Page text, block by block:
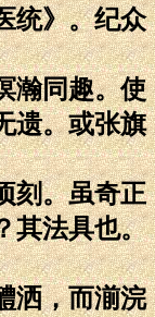
统》。纪众
瀚同趣。使
遗。或张旗
刻。虽奇正
其法具也。
洒，而湔浣